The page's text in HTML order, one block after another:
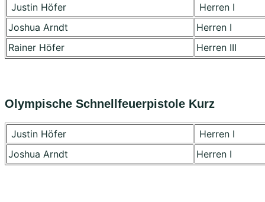
Justin Höfer
Herren I
Joshua Arndt
Herren I
Rainer Höfer
Herren III
Olympische Schnellfeuerpistole Kurz
Justin Höfer
Herren I
Joshua Arndt
Herren I